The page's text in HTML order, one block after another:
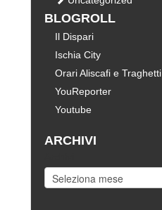
BLOGROLL
Il Dispari
Ischia City
Orari Aliscafi e Traghetti
YouReporter
Youtube
ARCHIVI